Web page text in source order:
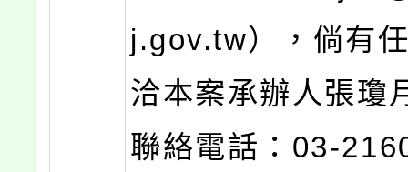
j.gov.tw），倘有
洽本案承辦人張瓊
聯絡電話：03-